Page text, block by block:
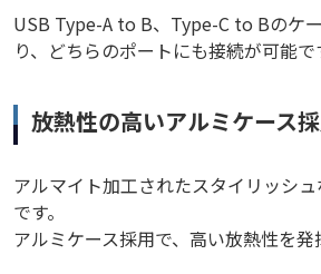
USB Type-A to B、Type-C to Bのケ
り、どちらのポートにも接続が可能で
放熱性の高いアルミケース
アルマイト加工されたスタイリッシ
です。
アルミケース採用で、高い放熱性を発